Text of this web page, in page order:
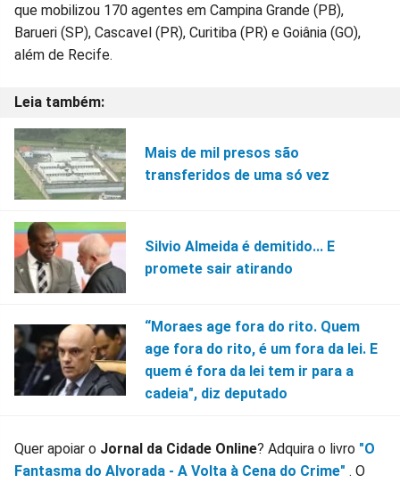
que mobilizou 170 agentes em Campina Grande (PB),
Barueri (SP), Cascavel (PR), Curitiba (PR) e Goiânia (GO),
além de Recife.
Mais de mil presos são
transferidos de uma só vez
Silvio Almeida é demitido... E
promete sair atirando
“Moraes age fora do rito. Quem
age fora do rito, é um fora da lei. E
quem é fora da lei tem ir para a
cadeia", diz deputado
Quer apoiar o Jornal da Cidade Online? Adquira o livro "O
Fantasma do Alvorada - A Volta à Cena do Crime" . O